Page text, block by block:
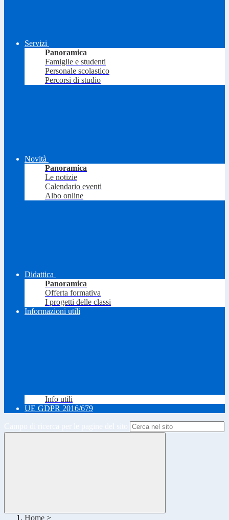
Servizi
Panoramica
Famiglie e studenti
Personale scolastico
Percorsi di studio
Novità
Panoramica
Le notizie
Calendario eventi
Albo online
Didattica
Panoramica
Offerta formativa
I progetti delle classi
Informazioni utili
Info utili
UE GDPR 2016/679
Home >